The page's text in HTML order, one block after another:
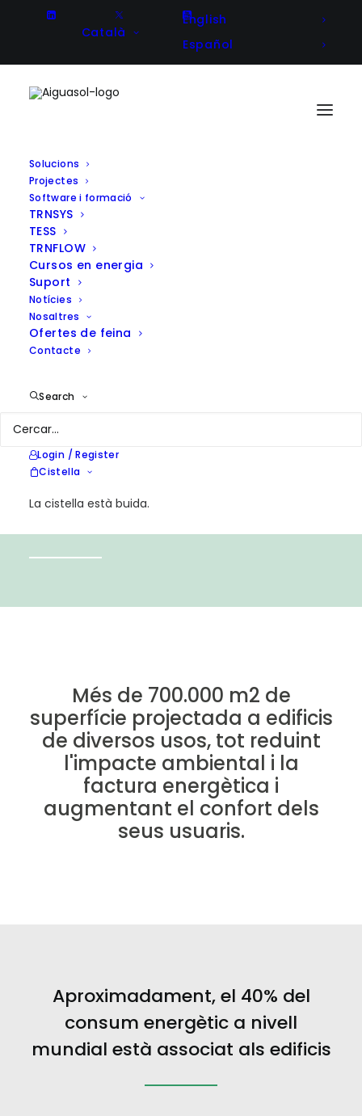
Català
English
Español
Solucions
Projectes
Software i formació
TRNSYS
TESS
TRNFLOW
Cursos en energia
Suport
Notícies
Nosaltres
Ofertes de feina
Contacte
Search
Login / Register
Cistella
La cistella està buida.
Més de 700.000 m2 de
superfície projectada a edificis
de diversos usos, tot reduint
l'impacte ambiental i la
factura energètica i
augmentant el confort dels
seus usuaris.
Aproximadament, el 40% del
consum energètic a nivell
mundial està associat als edificis